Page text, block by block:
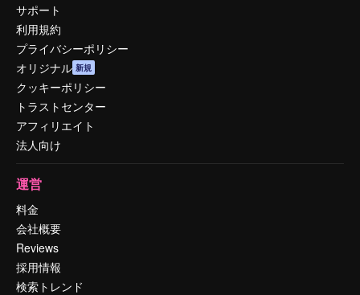
サポート
利用規約
プライバシーポリシー
オリジナル 新規
クッキーポリシー
トラストセンター
アフィリエイト
法人向け
運営
料金
会社概要
Reviews
採用情報
検索トレンド